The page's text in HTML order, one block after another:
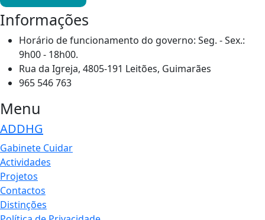
Informações
Horário de funcionamento do governo: Seg. - Sex.:
9h00 - 18h00.
Rua da Igreja, 4805-191 Leitões, Guimarães
965 546 763
Menu
ADDHG
Gabinete Cuidar
Actividades
Projetos
Contactos
Distinções